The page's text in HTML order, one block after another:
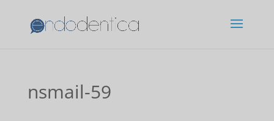
nsmail-59